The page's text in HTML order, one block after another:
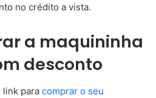
no crédito a vista.
a maquininha
desconto
link para comprar o seu